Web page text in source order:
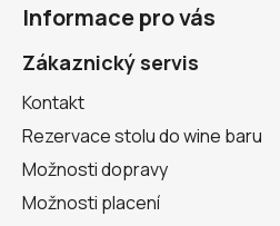
Informace pro vás
Zákaznický servis
Kontakt
Rezervace stolu do wine baru
Možnosti dopravy
Možnosti placení